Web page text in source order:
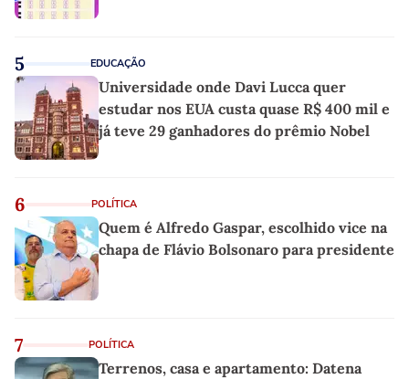
5 EDUCAÇÃO
Universidade onde Davi Lucca quer
estudar nos EUA custa quase R$ 400 mil e
já teve 29 ganhadores do prêmio Nobel
6 POLÍTICA
Quem é Alfredo Gaspar, escolhido vice na
chapa de Flávio Bolsonaro para presidente
7 POLÍTICA
Terrenos, casa e apartamento: Datena